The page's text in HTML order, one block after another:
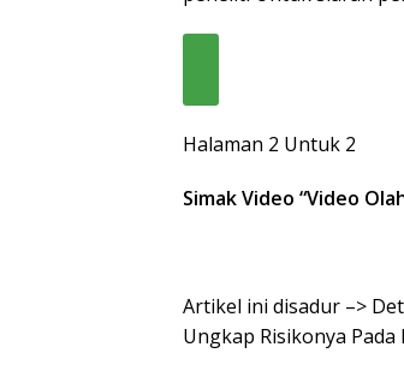
Halaman 2 Untuk 2
Simak Video “Video
Artikel ini disadur –>
Ungkap Risikonya